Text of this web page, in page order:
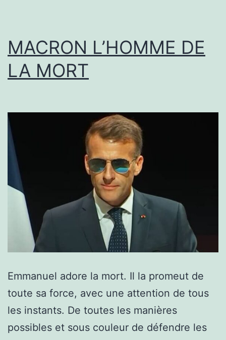
curé
MACRON L’HOMME DE
LA MORT
Emmanuel adore la mort. Il la promeut de
toute sa force, avec une attention de tous
les instants. De toutes les manières
possibles et sous couleur de défendre les